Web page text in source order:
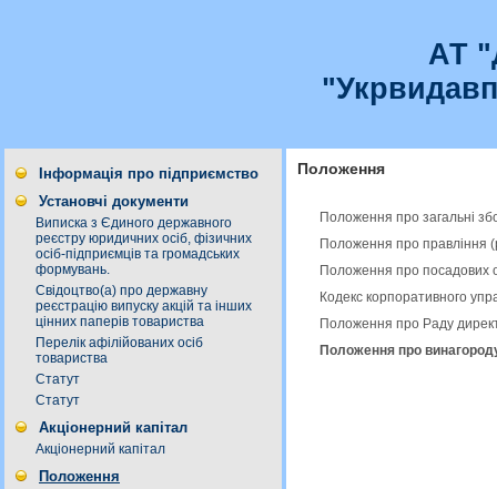
АТ
Інформація про підприємство
Установчі документи
Виписка з Єдиного державного
реєстру юридичних осіб, фізичних
осіб-підприємців та громадських
формувань.
Свідоцтво(а) про державну
реєстрацію випуску акцій та інших
цінних паперів товариства
Перелік афілійованих осіб
товариства
Статут
Статут
Акціонерний капітал
Акціонерний капітал
Положення
Положення
Положення про загальні
Положення про правління
Положення про посадових
Кодекс корпоративного
Положення про Раду
Положення про